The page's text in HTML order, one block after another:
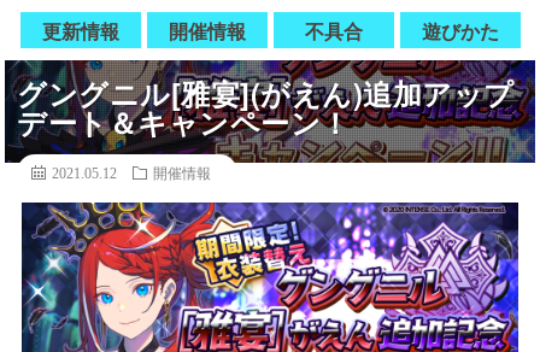
更新情報 開催情報 不具合 遊びかた
グングニル[雅宴](がえん)追加アップ
デート＆キャンペーン！
2021.05.12 開催情報